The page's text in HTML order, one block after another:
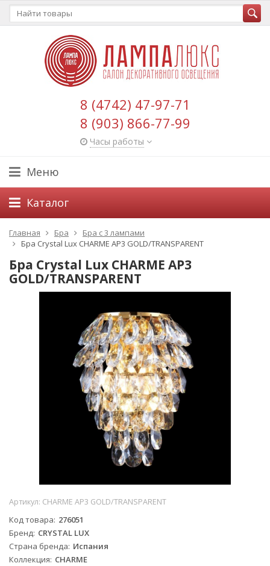
8 (4742) 47-97-71
8 (903) 866-77-99
Часы работы
Меню
Каталог
Главная Бра
Бра с 3 лампами
Бра Crystal Lux CHARME AP3 GOLD/TRANSPARENT
Бра Crystal Lux CHARME AP3
GOLD/TRANSPARENT
Артикул: CHARME AP3 GOLD/TRANSPARENT
Код товара 276051
Бренд CRYSTAL LUX
Страна бренда Испания
Коллекция CHARME